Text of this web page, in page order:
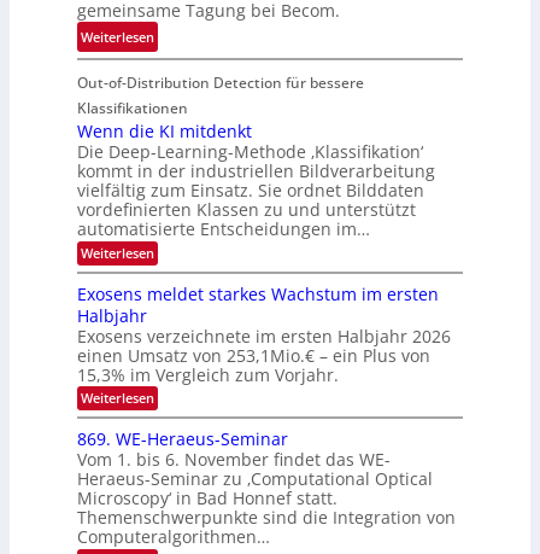
e
i
n
n
V
I
S
I
O
N
T
e
c
h
T
a
k
s
T
o
e
n
a
u
f
d
e
r
V
S
I
O
N
2
0
2
6
gemeinsame Tagung bei Becom.
Weiterlesen:
T
a
g
u
n
g
z
u
E
l
e
t
r
o
n
k
-
u
n
d
Out-of-Distribution Detection für bessere
Klassifikationen
Wenn die KI mitdenkt
Die Deep-Learning-Methode ‚Klassifikation‘
kommt in der industriellen Bildverarbeitung
vielfältig zum Einsatz. Sie ordnet Bilddaten
vordefinierten Klassen zu und unterstützt
automatisierte Entscheidungen im…
Weiterlesen:
W
n
d
i
e
K
I
m
i
t
d
e
n
k
t
Exosens meldet starkes Wachstum im ersten
Halbjahr
Exosens verzeichnete im ersten Halbjahr 2026
einen Umsatz von 253,1Mio.€ – ein Plus von
15,3% im Vergleich zum Vorjahr.
Weiterlesen:
E
x
o
s
e
n
s
m
e
869. WE-Heraeus-Seminar
Vom 1. bis 6. November findet das WE-
Heraeus-Seminar zu ‚Computational Optical
Microscopy‘ in Bad Honnef statt.
Themenschwerpunkte sind die Integration von
Computeralgorithmen…